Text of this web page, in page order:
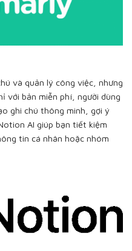
và quản lý công việc, nhưng
với bản miễn phí, người dùng
ghi chú thông minh, gợi ý
AI giúp bạn tiết kiệm
tin cá nhân hoặc nhóm